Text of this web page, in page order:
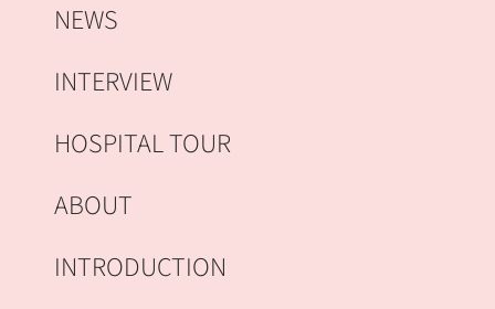
NEWS
INTERVIEW
HOSPITAL TOUR
ABOUT
INTRODUCTION